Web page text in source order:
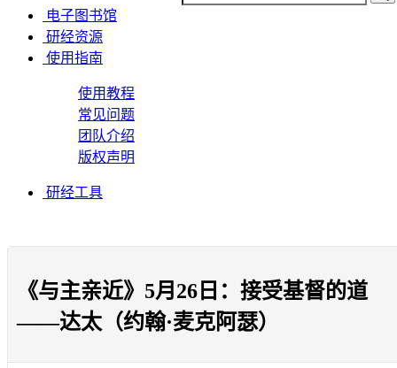
电子图书馆
研经资源
使用指南
使用教程
常见问题
团队介绍
版权声明
研经工具
《与主亲近》5月26日：接受基督的道
——达太（约翰·麦克阿瑟）